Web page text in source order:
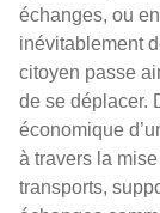
échanges, ou
inévitablement
citoyen passe
de se déplacer.
économique
à travers la
transports,